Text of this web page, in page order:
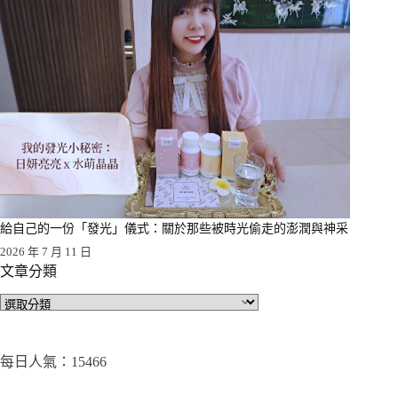
給自己的一份「發光」儀式：關於那些被時光偷走的澎潤與神采
2026 年 7 月 11 日
文章分類
文
類
每日人氣：15466